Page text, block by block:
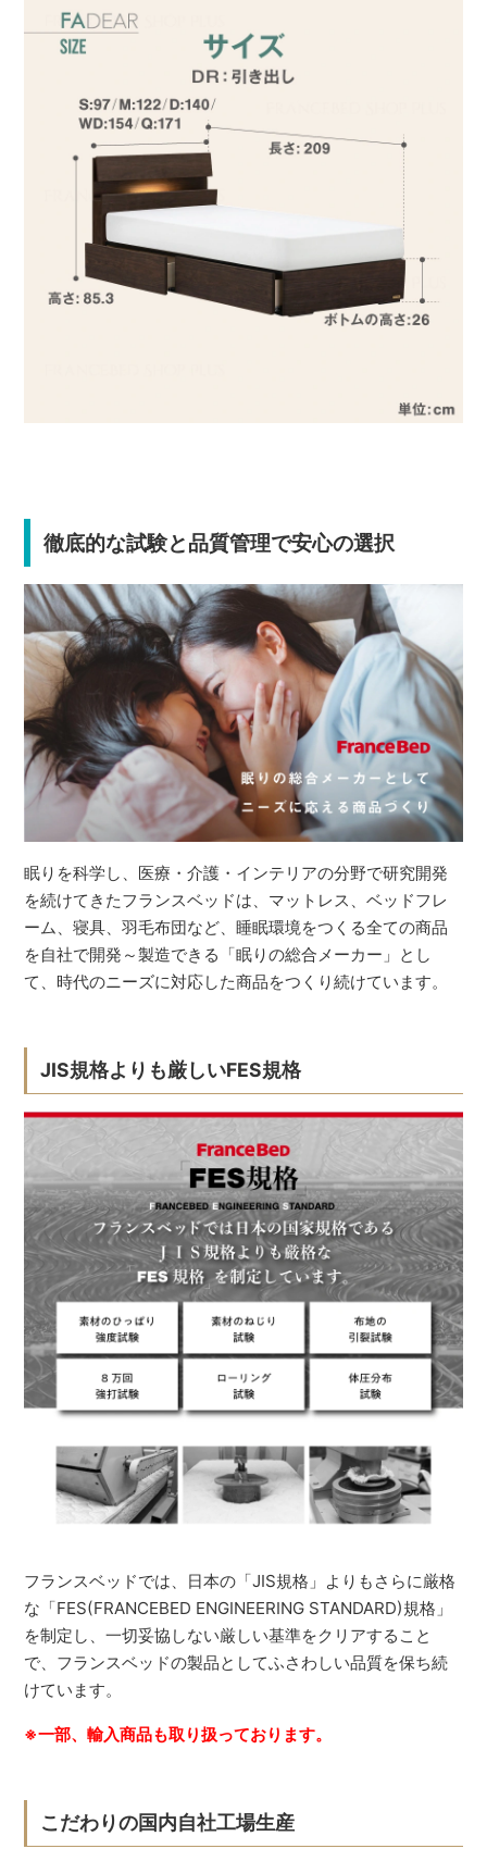
徹底的な試験と品質管理で安心の選択
眠りを科学し、医療・介護・インテリアの分野で研究開発
を続けてきたフランスベッドは、マットレス、ベッドフレ
ーム、寝具、羽毛布団など、睡眠環境をつくる全ての商品
を自社で開発～製造できる「眠りの総合メーカー」とし
て、時代のニーズに対応した商品をつくり続けています。
JIS規格よりも厳しいFES規格
フランスベッドでは、日本の「JIS規格」よりもさらに厳格
な「FES(FRANCEBED ENGINEERING STANDARD)規格」
を制定し、一切妥協しない厳しい基準をクリアすること
で、フランスベッドの製品としてふさわしい品質を保ち続
けています。
※一部、輸入商品も取り扱っております。
こだわりの国内自社工場生産